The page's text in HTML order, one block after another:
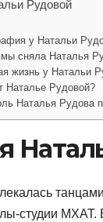
Рудовой
у Натальи
сняла Наталья
жизнь у Натальи
Наталье Рудовой?
Наталья Рудова
студии МХАТ.